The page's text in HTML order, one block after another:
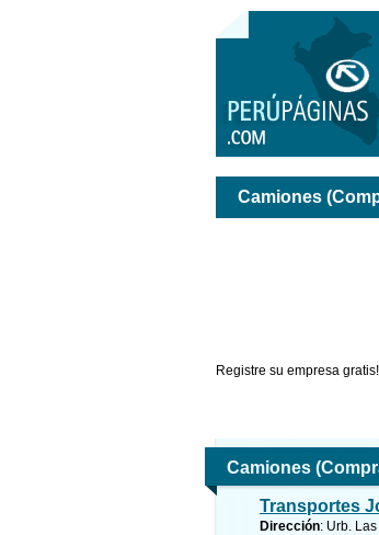
Camiones
Registre su empresa gratis!
Camiones
Transportes
Dirección: Urb.